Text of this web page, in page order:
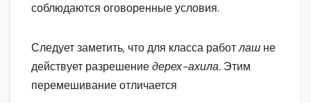
соблюдаются оговоренные условия.
Следует заметить, что для класса работлаш не
действует разрешениедерех-ахила. Этим
перемешивание отличается